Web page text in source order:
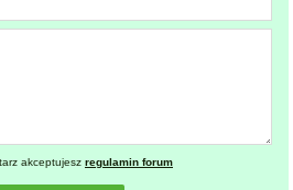
akceptujesz regulamin forum